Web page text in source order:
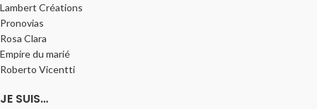
Lambert Créations
Pronovias
Rosa Clara
Empire du marié
Roberto Vicentti
JE SUIS…